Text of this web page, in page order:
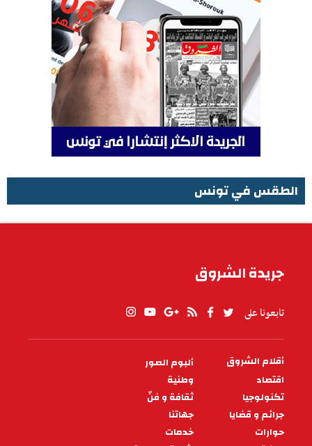
الطقس في تونس
جريدة الشروق
تابعونا على
PIED
DE
PAGE
أقلام الشروق
ألبوم الصور
اقتصاد
وطنية
تكنولوجيا
ثقافة و فنّ
جرائم و قضايا
جهاتنا
حوارات
خدمات